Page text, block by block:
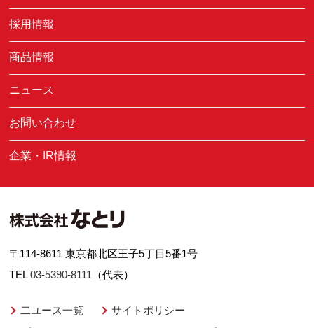
採用情報
商品情報
ニュース
お問い合わせ
企業・IR情報
〒114-8611 東京都北区王子5丁目5番1号
TEL03-5390-8111 （代表）
二ユース一覧
サイトポリシー